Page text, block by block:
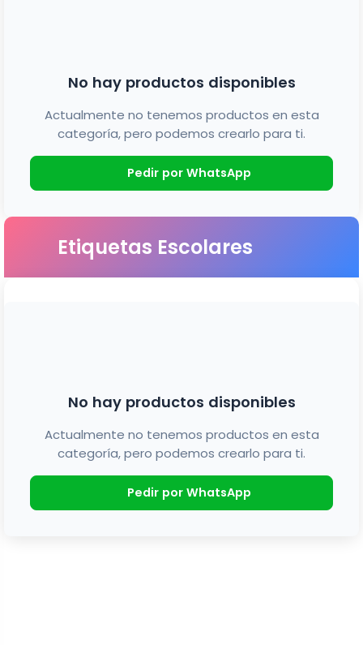
No hay productos disponibles
Actualmente no tenemos productos en esta
categoría, pero podemos crearlo para ti.
Pedir por WhatsApp
Etiquetas Escolares
No hay productos disponibles
Actualmente no tenemos productos en esta
categoría, pero podemos crearlo para ti.
Pedir por WhatsApp